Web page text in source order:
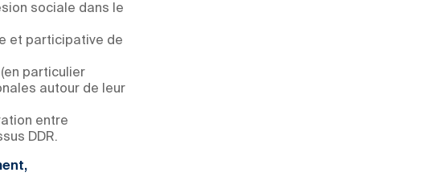
sociale dans le
et participative de
particulier
autour de leur
entre
DDR.